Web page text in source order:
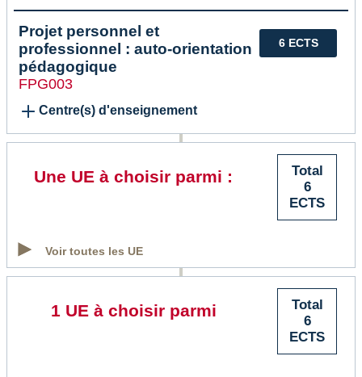
6 ECTS
Projet personnel et
professionnel : auto-orientation
pédagogique
FPG003
Centre(s) d'enseignement
Total
6
ECTS
Une UE à choisir parmi :
Voir toutes les UE
Total
6
ECTS
1 UE à choisir parmi